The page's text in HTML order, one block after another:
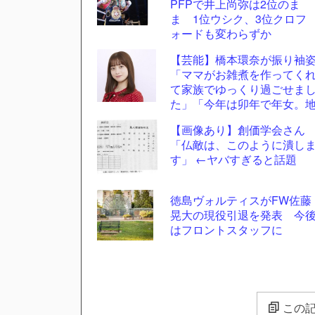
PFPで井上尚弥は2位のま
ま 1位ウシク、3位クロフ
ォードも変わらずか
【芸能】橋本環奈が振り袖
「ママがお雑煮を作ってく
て家族でゆっくり過ごせまし
た」「今年は卯年で年女。
【画像あり】創価学会さん
「仏敵は、このように潰しま
す」 ←ヤバすぎると話題
徳島ヴォルティスがFW佐藤
晃大の現役引退を発表 今後
はフロントスタッフに
この